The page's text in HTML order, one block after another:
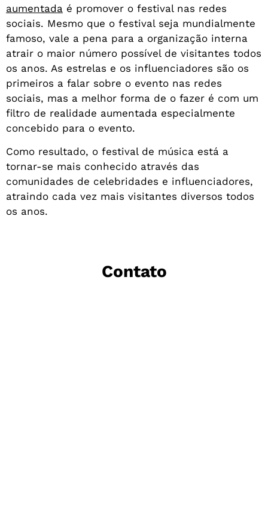
aumentada é promover o festival nas redes
sociais. Mesmo que o festival seja mundialmente
famoso, vale a pena para a organização interna
atrair o maior número possível de visitantes todos
os anos. As estrelas e os influenciadores são os
primeiros a falar sobre o evento nas redes
sociais, mas a melhor forma de o fazer é com um
filtro de realidade aumentada especialmente
concebido para o evento.
Como resultado, o festival de música está a
tornar-se mais conhecido através das
comunidades de celebridades e influenciadores,
atraindo cada vez mais visitantes diversos todos
os anos.
Contato